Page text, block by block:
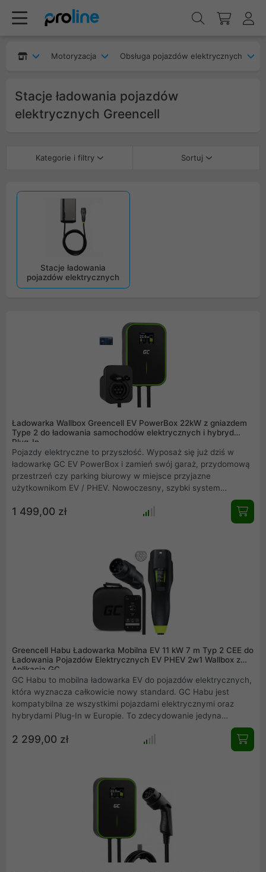
Motoryzacja Obsługa pojazdów elektrycznych
Stacje ładowania pojazdów
elektrycznych Greencell
Kategorie i filtry Sortuj
Stacje ładowania
pojazdów elektrycznych
Ładowarka Wallbox Greencell EV PowerBox 22kW z gniazdem
Type 2 do ładowania samochodów elektrycznych i hybryd
Plug-In
Pojazdy elektryczne to przyszłość. Wyposaż się już dziś w
ładowarkę GC EV PowerBox i zamień swój garaż, przydomową
przestrzeń czy parking biurowy w miejsce przyjazne
użytkownikom EV / PHEV. Nowoczesny, szybki system
ładowania oraz minimalistyczny design - zobacz co zyskujesz z
ładowarką Green Cell Wallbox 22kW GC PowerBox RFID
1 499,00 zł
Greencell Habu Ładowarka Mobilna EV 11 kW 7 m Typ 2 CEE do
Ładowania Pojazdów Elektrycznych EV PHEV 2w1 Wallbox z
Aplikacją GC
GC Habu to mobilna ładowarka EV do pojazdów elektrycznych,
która wyznacza całkowicie nowy standard. GC Habu jest
kompatybilna ze wszystkimi pojazdami elektrycznymi oraz
hybrydami Plug-In w Europie. To zdecydowanie jedyna
ładowarka, której potrzebujesz oraz jedyna, z której będziesz
chciał korzystać.
2 299,00 zł